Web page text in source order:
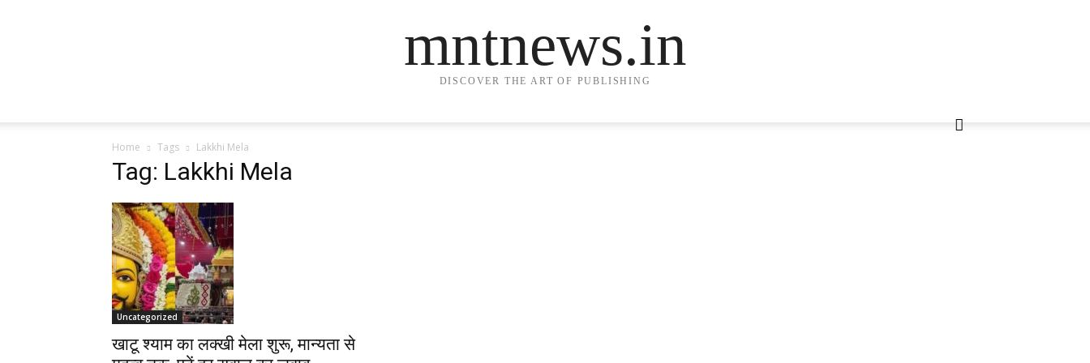
mntnews.in
DISCOVER THE ART OF PUBLISHING
Home Tags Lakkhi Mela
Tag: Lakkhi Mela
Uncategorized
खाटू श्याम का लक्खी मेला शुरू, मान्यता से